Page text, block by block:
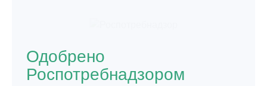
Одобрено
Роспотребнадзором